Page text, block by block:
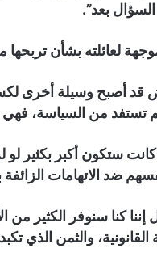
بعد”.
لعائلته بشأن تربحها
قد أصبح وسيلة أخرى
تستفد من السياسة، فهي
ستكون أكبر بكثير لو
كنا سنوفر الكثير
والثمن الذي